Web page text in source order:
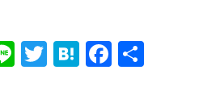
LineTwitter
Hatena共